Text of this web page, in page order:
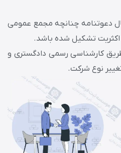
دعوتنامه چنانچه مجمع عمومی
اکثریت تشکیل شده باشد.
کارشناسی رسمی دادگستری و
نوع شرکت.